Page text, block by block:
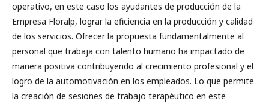
operativo, en este caso los ayudantes de producción de la
Empresa Floralp, lograr la eficiencia en la producción y calidad
de los servicios. Ofrecer la propuesta fundamentalmente al
personal que trabaja con talento humano ha impactado de
manera positiva contribuyendo al crecimiento profesional y el
logro de la automotivación en los empleados. Lo que permite
la creación de sesiones de trabajo terapéutico en este